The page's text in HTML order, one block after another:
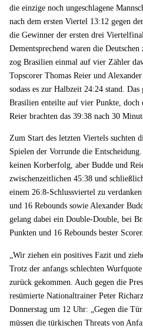
die einzige noch ungeschlagene
nach dem ersten Viertel 13:12 gegen
die Gewinner der ersten drei
Dementsprechend waren die
zog Brasilien einmal auf vier Zähler
Topscorer Thomas Reier und
sodass es zur Halbzeit 24:24 stand.
Brasilien enteilte auf vier Punkte,
Reier brachten das 39:38 nach 30
Zum Start des letzten Viertels suchten
Spielen der Vorrunde die
keinen Korberfolg, aber Budde und
zwischenzeitlichen 45:38 und
einem 26:8-Schlussviertel zu
und 16 Rebounds sowie Alexander
gelang dabei ein Double-Double, bei
Punkten und 16 Rebounds bester Scorer.
„Wir ziehen ein positives Fazit und
Trotz der anfangs schlechten
zurück gekommen. Auch gegen die
resümierte Nationaltrainer Peter
Donnerstag um 12 Uhr: „Gegen die
müssen die türkischen Threats von